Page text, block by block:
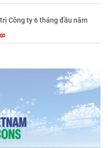
Công ty 6 tháng đầu năm